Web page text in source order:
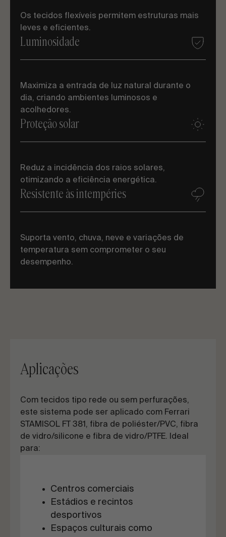
Os tecidos flexíveis permitem estruturas mais
leves e eficientes.
Luminosidade
Maximiza a entrada de luz natural durante o
dia, criando ambientes luminosos e
acolhedores.
Proteção solar
Reduz a incidência dos raios solares,
otimizando a eficiência energética.
Resistente às intempéries
Suporta vento, chuva, neve e variações de
temperatura sem comprometer o seu
desempenho.
Aplicações
Com tecidos tipo rede ou sem perfurações,
este sistema pode ser aplicado com Ferrari
STAMISOL FT 381, fibra de poliéster/PVC, fibra
de vidro/silicone e fibra de vidro/PTFE. Ideal
para:
Centros comerciais
Estádios e recintos
desportivos
Espaços culturais como